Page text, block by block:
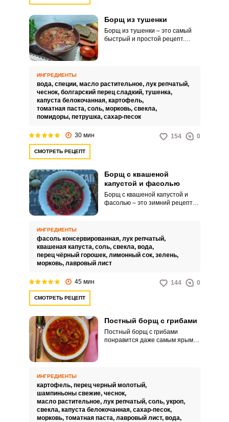
Борщ из тушенки
Борщ из тушенки – это самый
быстрый и простой рецепт.
ИНГРЕДИЕНТЫ
вода, специи, масло растительное, лук репчатый,
чеснок, болгарский перец сладкий, тушенка,
капуста белокочанная, картофель,
томатная паста, соль, морковь, свекла,
помидоры, петрушка, сахар-песок
30 мин 154 0
СМОТРЕТЬ РЕЦЕПТ
Борщ с квашеной
капустой и фасолью
Борщ с квашеной капустой и
фасолью – это зимний рецепт
кислинкой и очень сытное.
ИНГРЕДИЕНТЫ
фасоль консервированная, лук репчатый,
квашеная капуста, соль, свекла, вода,
перец чёрный горошек, лимонный сок, зелень,
морковь, лавровый лист
45 мин 144 0
СМОТРЕТЬ РЕЦЕПТ
Постный борщ с грибами
Постный борщ с грибами
понравится даже самым ярым
ИНГРЕДИЕНТЫ
картофель, перец черный молотый,
шампиньоны свежие, чеснок,
масло растительное, лук репчатый, соль, укроп,
свекла, капуста белокочанная, сахар-песок,
морковь, томатная паста, лавровый лист, вода,